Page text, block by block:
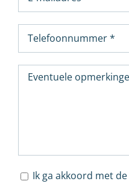
Ik ga akkoord met de